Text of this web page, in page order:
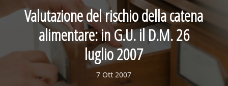
Valutazione del rischio della catena
alimentare: in G.U. il D.M. 26
luglio 2007
7 Ott 2007